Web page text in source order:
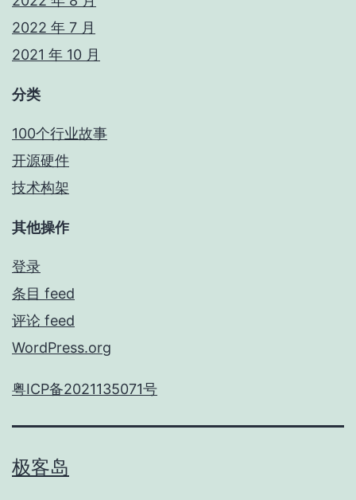
2022 年 7 月
2021 年 10 月
分类
100个行业故事
开源硬件
技术构架
其他操作
登录
条目 feed
评论 feed
WordPress.org
粤ICP备2021135071号
极客岛